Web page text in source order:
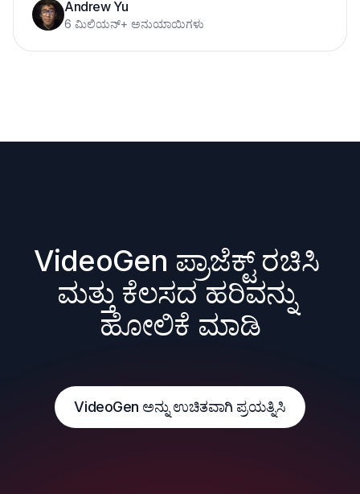
Andrew Yu
6 ಮಿಲಿಯನ್+ ಅನುಯಾಯಿಗಳು
VideoGen ಪ್ರಾಜೆಕ್ಟ್ ರಚಿಸಿ
ಮತ್ತು ಕೆಲಸದ ಹರಿವನ್ನು
ಹೋಲಿಕೆ ಮಾಡಿ
VideoGen ಅನ್ನು ಉಚಿತವಾಗಿ ಪ್ರಯತ್ನಿಸಿ